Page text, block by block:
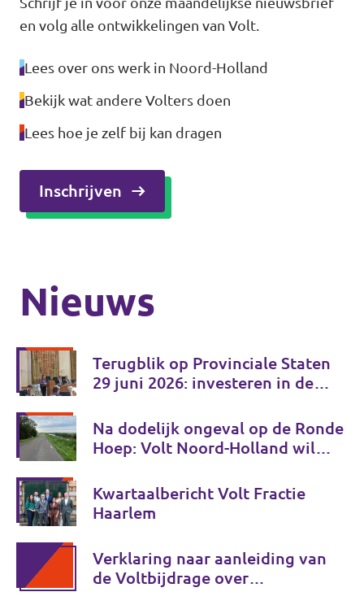
en volg alle ontwikkelingen van Volt.
Lees over ons werk in Noord-Holland
Bekijk wat andere Volters doen
Lees hoe je zelf bij kan dragen
Inschrijven
Nieuws
Terugblik op Provinciale Staten
29 juni 2026: investeren in de
Na dodelijk ongeval op de Ronde
Hoep: Volt Noord-Holland wil
verkeersveiligheidsplan
Kwartaalbericht Volt Fractie
Haarlem
Verklaring naar aanleiding van
de Voltbijdrage over